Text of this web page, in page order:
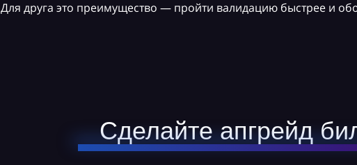
Для друга это преимущество — пройти валидацию быстрее и
Сделайте апгрейд